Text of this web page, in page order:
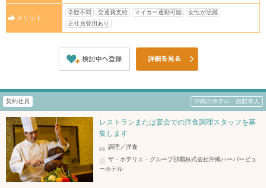
メリット
学歴不問 交通費支給 マイカー通勤可能
女性が活躍
正社員登用あり
契約社員 沖縄のホテル・旅館求人
レストランまたは宴会での洋食調理スタッフを募
集します
調理／洋食
ザ・ホテリエ・グループ那覇株式会社沖縄ハーバービュ
ーホテル